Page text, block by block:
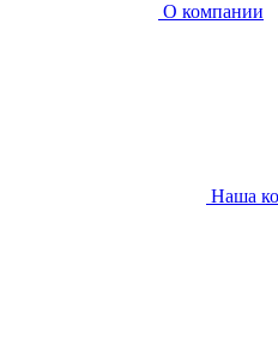
О компании
Наша